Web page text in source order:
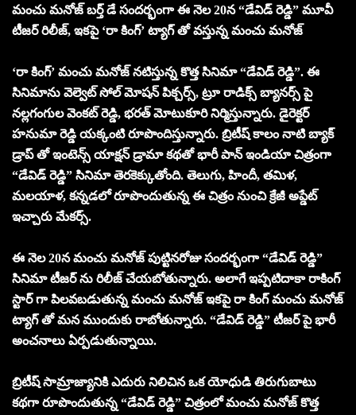
మంచు మనోజ్ బర్త్ డే సందర్భంగా ఈ నెల 20న “డేవిడ్ రెడ్డి” మూవీ
టీజర్ రిలీజ్, ఇకపై ‘రా కింగ్’ ట్యాగ్ తో వస్తున్న మంచు మనోజ్
‘రా కింగ్’ మంచు మనోజ్ నటిస్తున్న కొత్త సినిమా “డేవిడ్ రెడ్డి”. ఈ
సినిమాను వెల్వెట్ సోల్ మోషన్ పిక్చర్స్, ట్రూ రాడిక్స్ బ్యానర్స్ పై
నల్లగంగుల వెంకట్ రెడ్డి, భరత్ మోటుకూరి నిర్మిస్తున్నారు. డైరెక్టర్
హనుమా రెడ్డి యక్కంటి రూపొందిస్తున్నారు. బ్రిటీష్ కాలం నాటి బ్యాక్
డ్రాప్ తో ఇంటెన్స్ యాక్షన్ డ్రామా కథతో భారీ పాన్ ఇండియా చిత్రంగా
“డేవిడ్ రెడ్డి” సినిమా తెరకెక్కుతోంది. తెలుగు, హిందీ, తమిళ,
మలయాళ, కన్నడలో రూపొందుతున్న ఈ చిత్రం నుంచి క్రేజీ అప్డేట్
ఇచ్చారు మేకర్స్.
ఈ నెల 20న మంచు మనోజ్ పుట్టినరోజు సందర్భంగా “డేవిడ్ రెడ్డి”
సినిమా టీజర్ ను రిలీజ్ చేయబోతున్నారు. అలాగే ఇప్పటిదాకా రాకింగ్
స్టార్ గా పిలవబడుతున్న మంచు మనోజ్ ఇకపై రా కింగ్ మంచు మనోజ్
ట్యాగ్ తో మన ముందుకు రాబోతున్నారు. “డేవిడ్ రెడ్డి” టీజర్ పై భారీ
అంచనాలు ఏర్పడుతున్నాయి.
బ్రిటీష్ సామ్రాజ్యానికి ఎదురు నిలిచిన ఒక యోధుడి తిరుగుబాటు
కథగా రూపొందుతున్న “డేవిడ్ రెడ్డి” చిత్రంలో మంచు మనోజ్ కొత్త